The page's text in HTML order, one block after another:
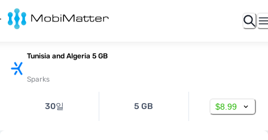
Tunisia and Algeria 5 GB
Sparks
30일 5 GB $8.99